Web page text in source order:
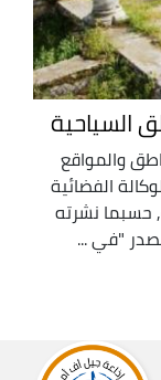
السياحية
والمواقع
الفضائية
نشرته
"في ...